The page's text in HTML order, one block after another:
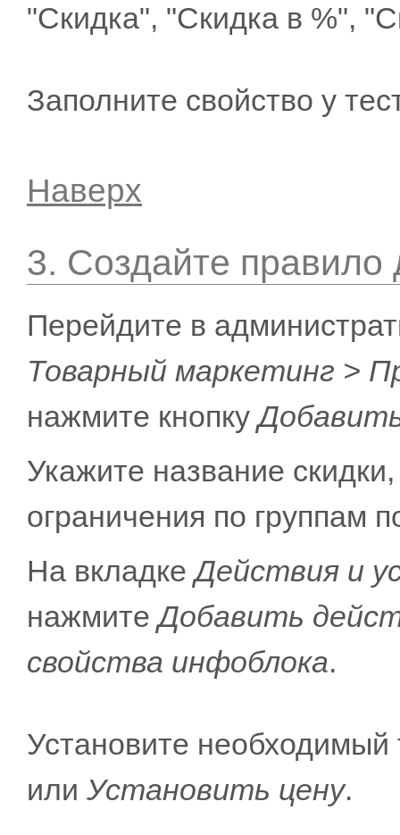
"Скидка", "Скидка в %",
Заполните свойство у
Наверх
3. Создайте правило
Перейдите в
Товарный маркетинг >
нажмите кнопку
Укажите название
ограничения по группам
На вкладкеДействия и
нажмитеДобавить
свойства инфоблока.
Установите
или Установить цену.